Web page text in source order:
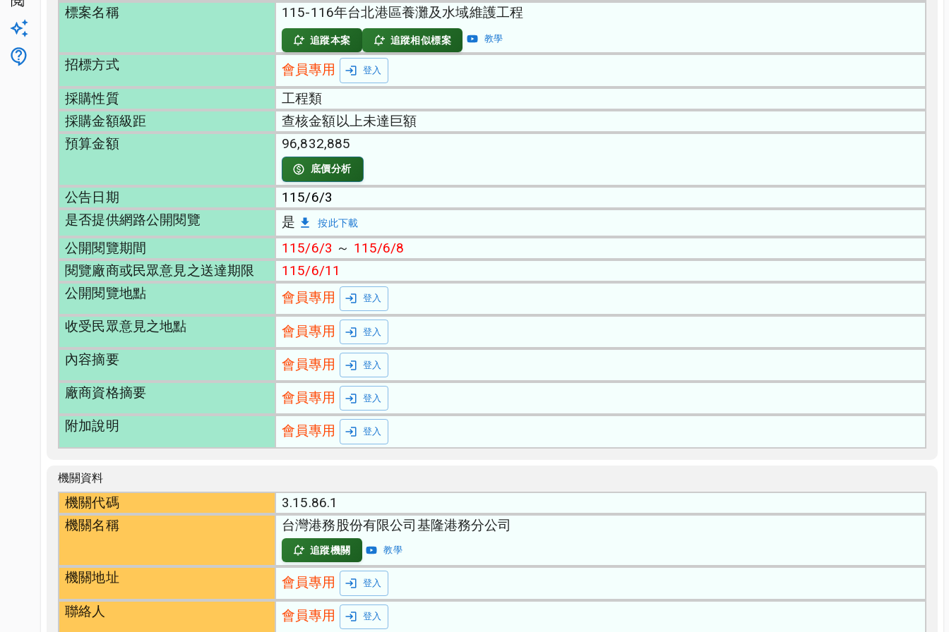
客服
標案名稱 115-116年台北港區養灘及水域維護工程
追蹤本案 追蹤相似標案 教學
招標方式 會員專用 登入
採購性質
工程類
採購金額級距
查核金額以上未達巨額
預算金額
96,832,885
底價分析
公告日期
115/6/3
是否提供網路公開閱覽
是 按此下載
公開閱覽期間 115/6/3 ～ 115/6/8
閱覽廠商或民眾意見之送達期限
115/6/11
公開閱覽地點
會員專用 登入
收受民眾意見之地點 會員專用 登入
內容摘要 會員專用 登入
廠商資格摘要 會員專用 登入
附加說明 會員專用 登入
機關資料
機關代碼
3.15.86.1
機關名稱
台灣港務股份有限公司基隆港務分公司
追蹤機關 教學
機關地址 會員專用 登入
聯絡人 會員專用 登入